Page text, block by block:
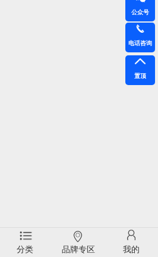
分类 品牌专区 我的
公众号
电话咨询
置顶